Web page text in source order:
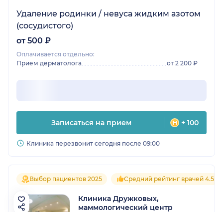
Удаление родинки / невуса жидким азотом
(сосудистого)
от 500 ₽
Оплачивается отдельно:
Прием дерматолога
от 2 200 ₽
Записаться на прием + 100
Клиника перезвонит сегодня после 09:00
Выбор пациентов 2025 Средний рейтинг врачей 4.5
Клиника Дружковых,
маммологический центр